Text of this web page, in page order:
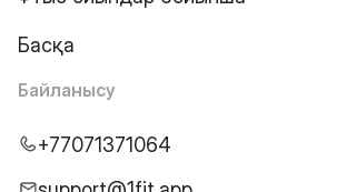
Басқа
Байланысу
+77071371064